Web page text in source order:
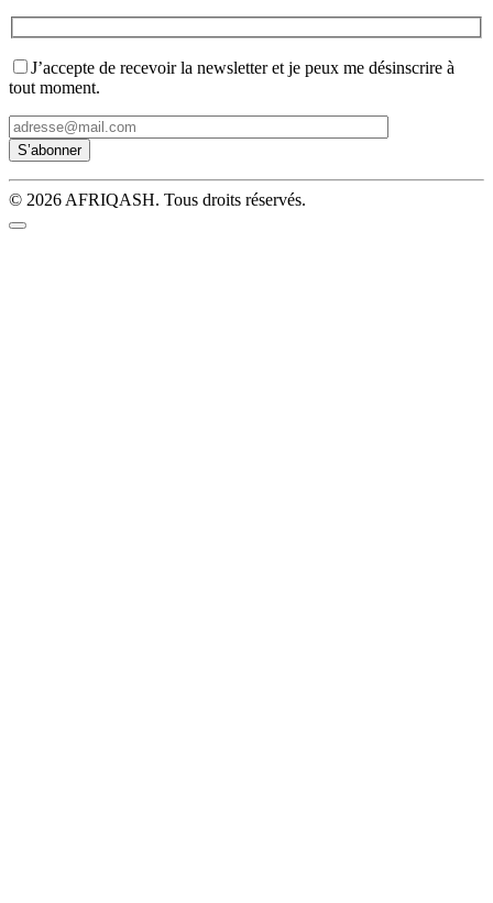
J’accepte de recevoir la newsletter et je peux me désinscrire à
tout moment.
© 2026 AFRIQASH. Tous droits réservés.